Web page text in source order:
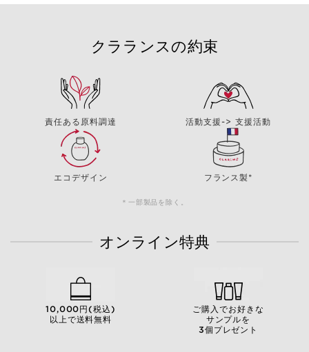
クラランスの約束
責任ある原料調達 活動支援-> 支援活動
エコデザイン フランス製*
＊一部製品を除く。
オンライン特典
10,000円(税込)
以上で送料無料
ご購入でお好きな
サンプルを
3個プレゼント